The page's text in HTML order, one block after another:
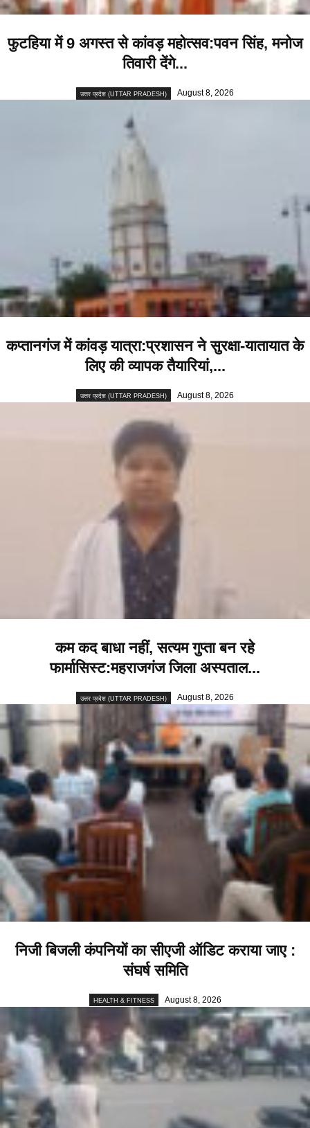
फुटहिया में 9 अगस्त से कांवड़ महोत्सव:पवन सिंह, मनोज
तिवारी देंगे...
उत्तर प्रदेश (UTTAR PRADESH) August 8, 2026
कप्तानगंज में कांवड़ यात्रा:प्रशासन ने सुरक्षा-यातायात के
लिए की व्यापक तैयारियां,...
उत्तर प्रदेश (UTTAR PRADESH) August 8, 2026
कम कद बाधा नहीं, सत्यम गुप्ता बन रहे
फार्मासिस्ट:महराजगंज जिला अस्पताल...
उत्तर प्रदेश (UTTAR PRADESH) August 8, 2026
निजी बिजली कंपनियों का सीएजी ऑडिट कराया जाए :
संघर्ष समिति
HEALTH & FITNESS August 8, 2026